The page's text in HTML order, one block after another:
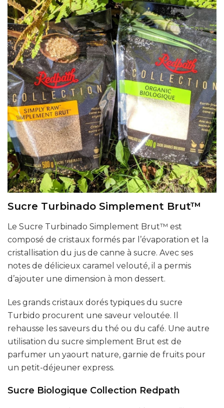
Sucre Turbinado Simplement Brut™
Le Sucre Turbinado Simplement Brut™ est
composé de cristaux formés par l’évaporation et la
cristallisation du jus de canne à sucre. Avec ses
notes de délicieux caramel velouté, il a permis
d’ajouter une dimension à mon dessert.
Les grands cristaux dorés typiques du sucre
Turbido procurent une saveur veloutée. Il
rehausse les saveurs du thé ou du café. Une autre
utilisation du sucre simplement Brut est de
parfumer un yaourt nature, garnie de fruits pour
un petit-déjeuner express.
Sucre Biologique Collection Redpath